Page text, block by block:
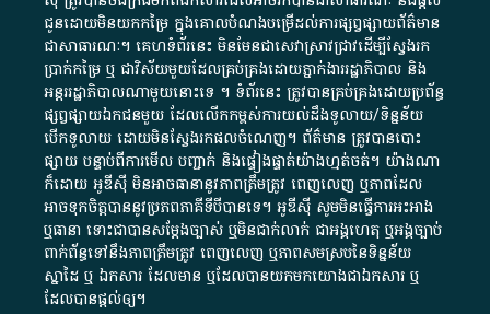
ជូន​ដោយ​មិន​យក​កម្រៃ​ ក្នុង​គោលបំណង​បម្រើ​ដល់ការ​ផ្សព្វផ្សាយ​ព័ត៌មាន​
ជា​សាធារណៈ​។​ គេហទំព័រ​នេះ​ មិនមែន​ជា​សេវា​ស្រាវជ្រាវ​ដើម្បី​ស្វែងរក
ប្រាក់​កម្រៃ​ ឬ​ ជា​វិស័យ​មួយ​ដែល​គ្រប់គ្រង​ដោយ​ភ្នាក់ងារ​រដ្ឋាភិបាល​ និង ​
អន្តររដ្ឋាភិបាល​ណាមួយ​នោះ​ទេ ​។​ ទំព័រ​នេះ​ ត្រូវ​បាន​គ្រប់គ្រង​ដោយ​ប្រព័ន្ធ​
ផ្សព្វផ្សាយ​ឯកជន​មួយ​ ដែល​លើកកម្ពស់​ការ​យល់​ដឹង​ទូលាយ​/​ទិន្នន័យ​
បើក​ទូលាយ​ ដោយ​មិនស្វែង​រក​ផល​ចំណេញ​។​ ព័ត៌មាន​ ត្រូវ​បាន​បោះ
ផ្សាយ​ បន្ទាប់​ពី​ការ​មើល​ បញ្ជាក់​ និង​ផ្ទៀងផ្ទាត់​យ៉ាង​ហ្មត់ចត់​។​ យ៉ាងណា​
ក៏​ដោយ​ អូ​ឌី​ស៊ី​ មិន​អាច​ធានា​នូវ​ភាព​ត្រឹមត្រូវ​ ពេញលេញ​ ឬ​ភាព​ដែល​
អាច​ទុកចិត្ត​បាននូវ​ប្រភព​ភាគី​ទី​បី​បាន​ទេ​។​ អូ​ឌី​ស៊ី​ សូម​មិន​ធ្វើការ​អះអាង​
ឬ​ធានា​ ទោះជា​បាន​សម្តែង​ច្បាស់​ ឬ​មិន​ជាក់លាក់​ ជា​អង្គហេតុ​ ឬ​អង្គច្បាប់​
ពាក់ព័ន្ធ​ទៅ​នឹង​ភាព​ត្រឹមត្រូវ​ ពេញលេញ​ ឬ​ភាព​សម​ស្រប​នៃ​ទិន្នន័យ​
ស្នាដៃ​ ឬ​ ឯកសារ​ ដែល​មាន​ ឬ​ដែល​បាន​យក​មក​យោង​ជា​ឯកសារ​ ឬ​
ដែល​បាន​ផ្តល់​ឲ្យ​។